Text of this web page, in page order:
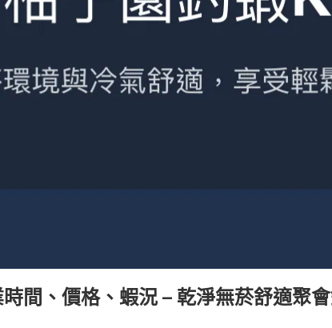
間、價格、蝦況 – 乾淨無菸舒適聚